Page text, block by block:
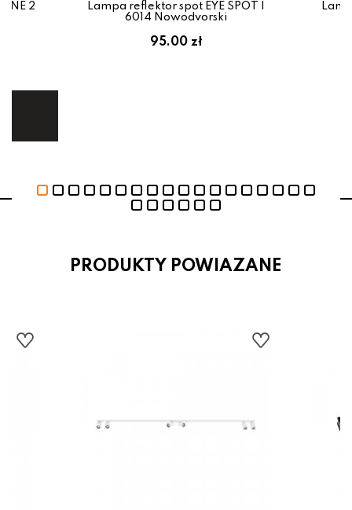
2
Lampa reflektor spot EYE SPOT I
6014 Nowodvorski
95.00 zł
PRODUKTY POWIAZANE